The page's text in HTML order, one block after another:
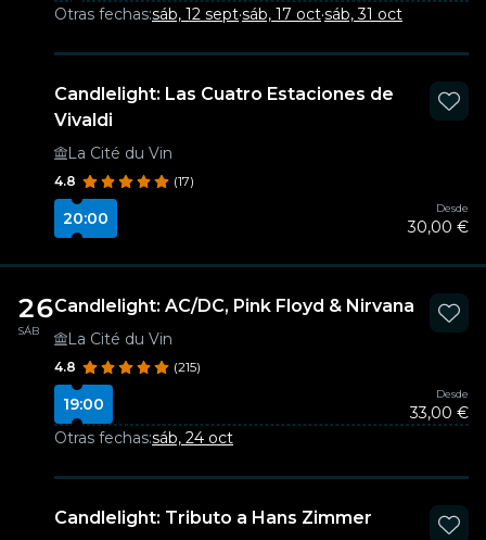
Otras fechas:sáb, 12 sept·sáb, 17 oct·sáb, 31 oct
Candlelight: Las Cuatro Estaciones de
Vivaldi
La Cité du Vin
4.8 (17)
20:00
Desde
30,00 €
26
SÁB
Candlelight: AC/DC, Pink Floyd & Nirvana
La Cité du Vin
4.8 (215)
19:00
Desde
33,00 €
Otras fechas:sáb, 24 oct
Candlelight: Tributo a Hans Zimmer